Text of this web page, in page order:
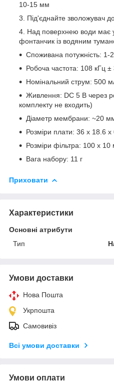
10-15 мм
Під'єднайте зволожувач
Над поверхнею води має
фонтанчик із водяним
Споживана потужність: 1-
Робоча частота: 108 кГц ±
Номінальний струм: 500
Живлення: DC 5 В через
комплекту не входить)
Діаметр мембрани: ~20
Розміри плати: 36 x 18.6
Розміри фільтра: 100 x 10
Вага набору: 11 г
Приховати
Характеристики
Основні атрибути
Тип
Умови доставки
Нова Пошта
Укрпошта
Самовивіз
Всі умови доставки
Умови оплати